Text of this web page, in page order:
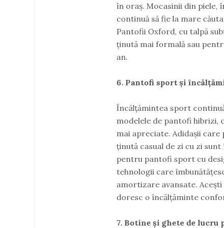
în oraș. Mocasinii din piele,
continuă să fie la mare
Pantofii Oxford, cu talpă
ținută mai formală sau
an.
6. Pantofi sport și
Încălțămintea sport
modelele de pantofi hibrizi,
mai apreciate. Adidașii
ținută casual de zi cu zi
pentru pantofi sport cu
tehnologii care
amortizare avansate.
doresc o încălțăminte
7. Botine și ghete de lucru